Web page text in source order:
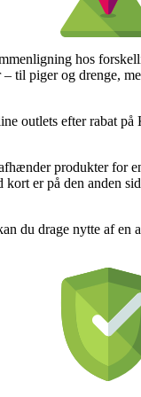
hos
til piger og drenge,
outlets efter rabat
produkter for
er på den anden
du drage nytte af